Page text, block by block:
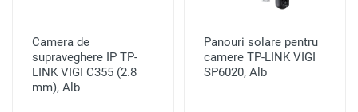
Camera de
supraveghere IP TP-
LINK VIGI C355 (2.8
mm), Alb
Panouri solare pentru
camere TP-LINK VIGI
SP6020, Alb